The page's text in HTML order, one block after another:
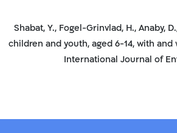
Shabat, Y., Fogel-Grinvlad, H., Anaby,
children and youth, aged 6-14, with
International Journal of